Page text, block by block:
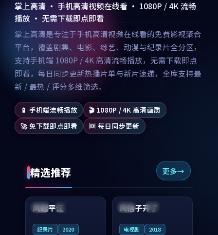
掌上高清 · 手机高清视频在线看 · 1080P / 4K 流畅
播放 · 无需下载即点即看
掌上高清是专注于手机高清视频在线看的免费影视聚合
平台，覆盖剧集、电影、综艺、动漫与纪录片全分区，
支持手机端 1080P / 4K 高清流畅播放，无需下载即点
即看，每日同步更新热播片单与新片速递，全库支持最
新 / 最热 / 评分多维筛选。
📱 手机端流畅播放
🎬 1080P / 4K 高清画质
🚀 免下载即点即看
🆕 每日同步更新
精选推荐 更多
美国 完结
99:07
风起平江
纪录片 2020
法国 4K
99:21
风信子开了
电视剧 2018